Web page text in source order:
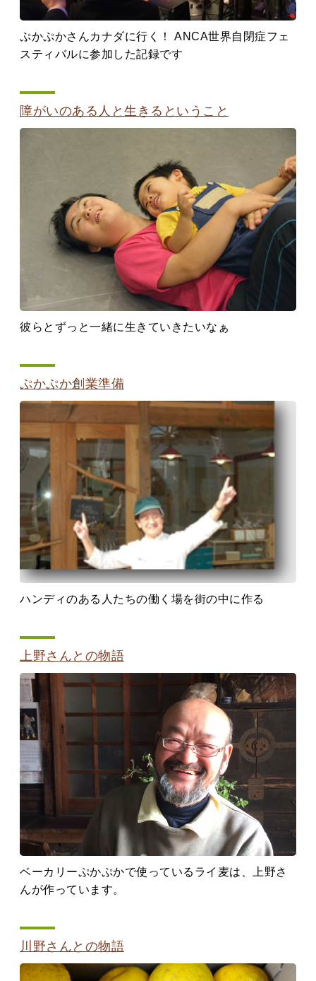
ぷかぷかさんカナダに行く！ ANCA世界自閉症フェ
スティバルに参加した記録です
障がいのある人と生きるということ
彼らとずっと一緒に生きていきたいなぁ
ぷかぷか創業準備
ハンディのある人たちの働く場を街の中に作る
上野さんとの物語
ベーカリーぷかぷかで使っているライ麦は、上野さ
んが作っています。
川野さんとの物語